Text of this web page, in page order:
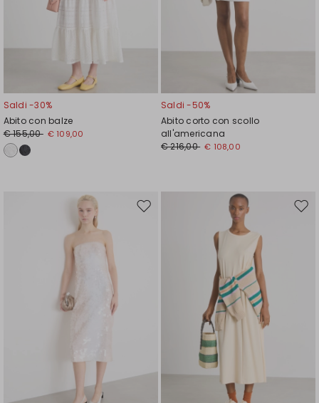
Saldi -30%
Abito con balze
€ 155,00 € 109,00
Saldi -50%
Abito corto con scollo
all'americana
€ 216,00 € 108,00
Sposta